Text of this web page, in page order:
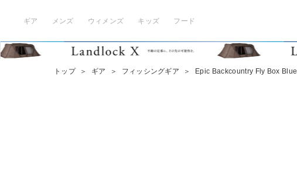
ギア メンズ ウィメンズ キッズ フード
トップ ＞ ギア ＞ フィッシングギア ＞ Epic Backcountry Fly Box Blue